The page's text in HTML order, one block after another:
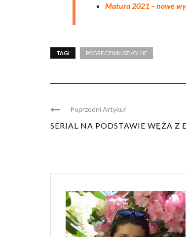
Matura 2021 – nowe
TAGI PODRĘCZNIKI SZKOLNE
Poprzedni Artykuł
SERIAL NA PODSTAWIE WĘŻA Z